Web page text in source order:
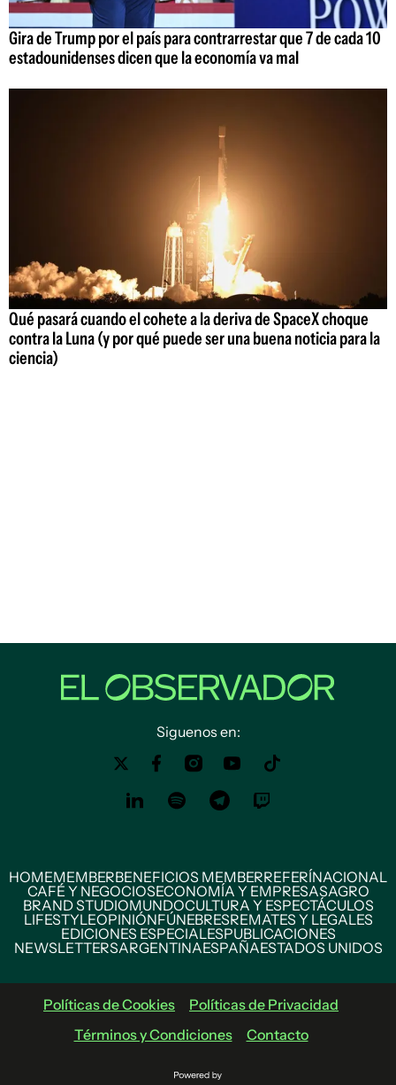
Gira de Trump por el país para contrarrestar que 7 de cada 10
estadounidenses dicen que la economía va mal
Qué pasará cuando el cohete a la deriva de SpaceX choque
contra la Luna (y por qué puede ser una buena noticia para la
ciencia)
Siguenos en:
HOMEMEMBERBENEFICIOS MEMBERREFERÍNACIONAL
CAFÉ Y NEGOCIOSECONOMÍA Y EMPRESASAGRO
BRAND STUDIOMUNDOCULTURA Y ESPECTÁCULOS
LIFESTYLEOPINIÓNFÚNEBRESREMATES Y LEGALES
EDICIONES ESPECIALESPUBLICACIONES
NEWSLETTERSARGENTINAESPAÑAESTADOS UNIDOS
Políticas de Cookies
Políticas de Privacidad
Términos y Condiciones
Contacto